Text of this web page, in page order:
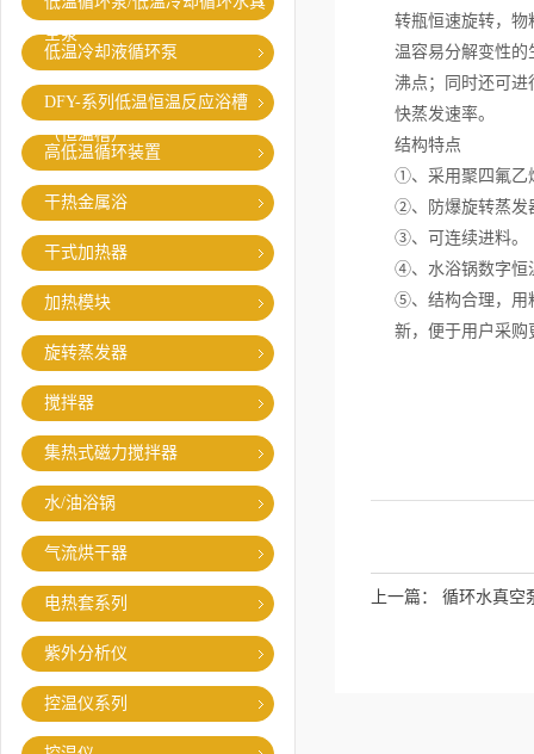
空泵
低温冷却液循环泵
DFY-系列低温恒温反应浴槽
（恒温槽）
高低温循环装置
干热金属浴
干式加热器
加热模块
旋转蒸发器
搅拌器
集热式磁力搅拌器
水/油浴锅
气流烘干器
电热套系列
紫外分析仪
控温仪系列
转瓶恒速旋转，物
温容易分解变性的
沸点；同时还可进
快蒸发速率。
结构特点
①、采用聚四氟
②、防爆旋转蒸发
③、可连续进
④、水浴锅数
⑤、结构合理，用
新，便于用户采购
上一篇： 循环水真空